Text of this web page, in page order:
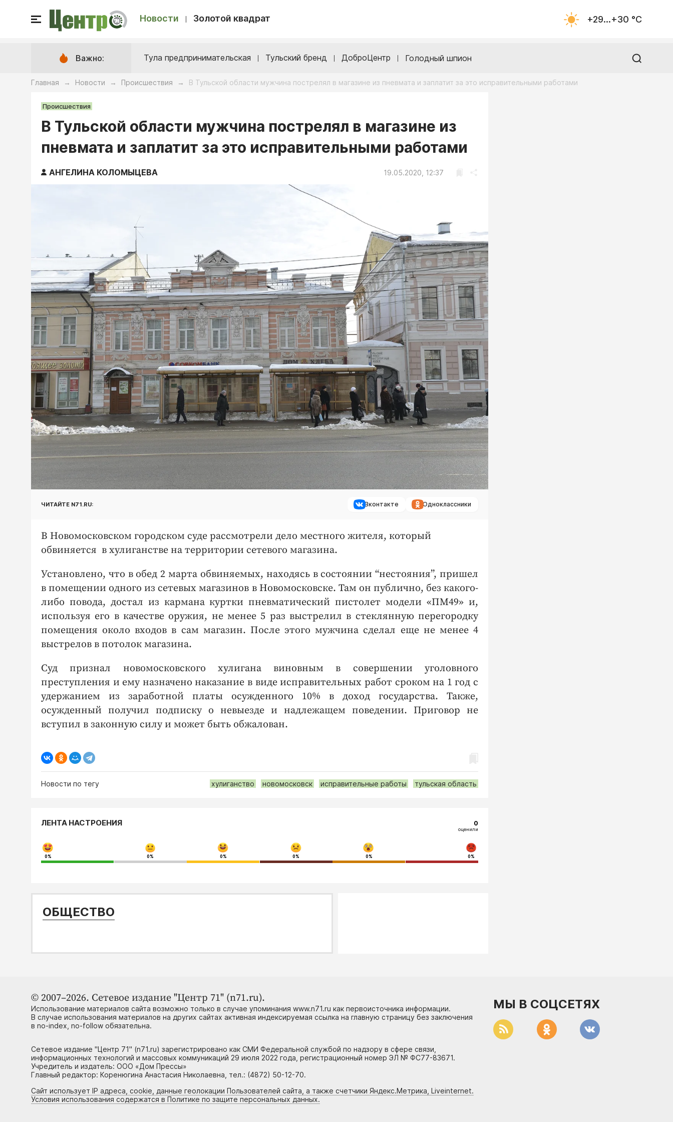
Новости Золотой квадрат +29...+30 °С
Важно: Тула предпринимательская Тульский бренд ДоброЦентр Голодный шпион
Главная → Новости → Происшествия → В Тульской области мужчина пострелял в магазине из пневмата и заплатит за это исправительными работами
Происшествия
В Тульской области мужчина пострелял в магазине из
пневмата и заплатит за это исправительными работами
АНГЕЛИНА КОЛОМЫЦЕВА 19.05.2020, 12:37
ЧИТАЙТЕ N71.RU: Вконтакте Одноклассники
В Новомосковском городском суде рассмотрели дело местного жителя, который
обвиняется в хулиганстве на территории сетевого магазина.
Установлено, что в обед 2 марта обвиняемых, находясь в состоянии “нестояния”, пришел
в помещении одного из сетевых магазинов в Новомосковске. Там он публично, без какого-
либо повода, достал из кармана куртки пневматический пистолет модели «ПМ49» и,
используя его в качестве оружия, не менее 5 раз выстрелил в стеклянную перегородку
помещения около входов в сам магазин. После этого мужчина сделал еще не менее 4
выстрелов в потолок магазина.
Суд признал новомосковского хулигана виновным в совершении уголовного
преступления и ему назначено наказание в виде исправительных работ сроком на 1 год с
удержанием из заработной платы осужденного 10% в доход государства. Также,
осужденный получил подписку о невыезде и надлежащем поведении. Приговор не
вступил в законную силу и может быть обжалован.
Новости по тегу хулиганство новомосковск исправительные работы тульская область
ЛЕНТА НАСТРОЕНИЯ 0
оценили
0% 0% 0% 0% 0% 0%
ОБЩЕСТВО
© 2007–2026. Сетевое издание "Центр 71" (n71.ru).
Использование материалов сайта возможно только в случае упоминания www.n71.ru как первоисточника информации.
В случае использования материалов на других сайтах активная индексируемая ссылка на главную страницу без заключения
в no-index, no-follow обязательна.
Сетевое издание "Центр 71" (n71.ru) зарегистрировано как СМИ Федеральной службой по надзору в сфере связи,
информационных технологий и массовых коммуникаций 29 июля 2022 года, регистрационный номер ЭЛ № ФС77-83671.
Учредитель и издатель: ООО «Дом Прессы»
Главный редактор: Коренюгина Анастасия Николаевна, тел.: (4872) 50-12-70.
Сайт использует IP адреса, cookie, данные геолокации Пользователей сайта, а также счетчики Яндекс.Метрика, Liveinternet.
Условия использования содержатся в Политике по защите персональных данных.
МЫ В СОЦСЕТЯХ